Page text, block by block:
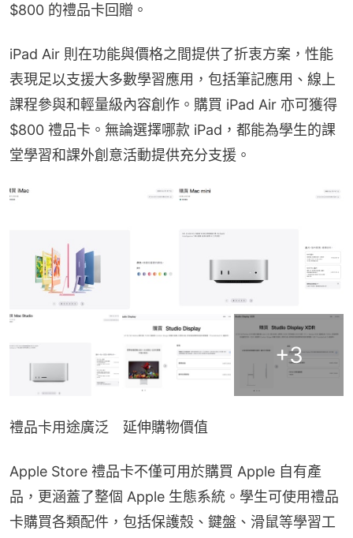
$800 的禮品卡回贈。
iPad Air 則在功能與價格之間提供了折衷方案，性能
表現足以支援大多數學習應用，包括筆記應用、線上
課程參與和輕量級內容創作。購買 iPad Air 亦可獲得
$800 禮品卡。無論選擇哪款 iPad，都能為學生的課
堂學習和課外創意活動提供充分支援。
+3
禮品卡用途廣泛　延伸購物價值
Apple Store 禮品卡不僅可用於購買 Apple 自有產
品，更涵蓋了整個 Apple 生態系統。學生可使用禮品
卡購買各類配件，包括保護殼、鍵盤、滑鼠等學習工